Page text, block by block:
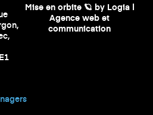
Mise en orbite 🪐 by Logia |
Agence web et
communication